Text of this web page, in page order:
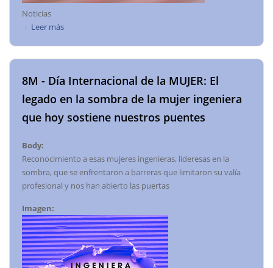
Noticias
Leer más
8M - Día Internacional de la MUJER: El
legado en la sombra de la mujer ingeniera
que hoy sostiene nuestros puentes
Body:
Reconocimiento a esas mujeres ingenieras, lideresas en la
sombra, que se enfrentaron a barreras que limitaron su valía
profesional y nos han abierto las puertas
Imagen: